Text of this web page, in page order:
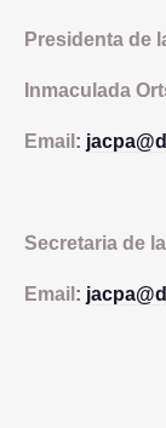
Presidenta de
Inmaculada
Email :
Secretaria de
Email :